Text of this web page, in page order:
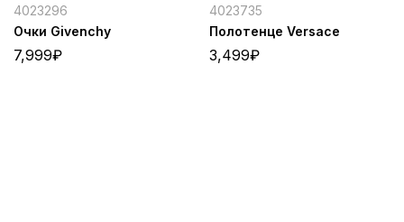
4023296
Очки Givenchy
7,999₽
4023735
Полотенце Versace
3,499₽